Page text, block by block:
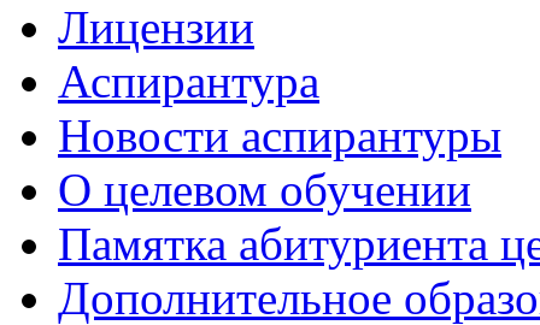
Лицензии
Аспирантура
Новости аспирантуры
О целевом обучении
Памятка абитуриента
Дополнительное